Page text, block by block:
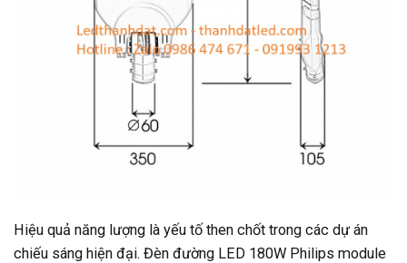
Hiệu quả năng lượng là yếu tố then chốt trong các dự án
chiếu sáng hiện đại. Đèn đường LED 180W Philips module